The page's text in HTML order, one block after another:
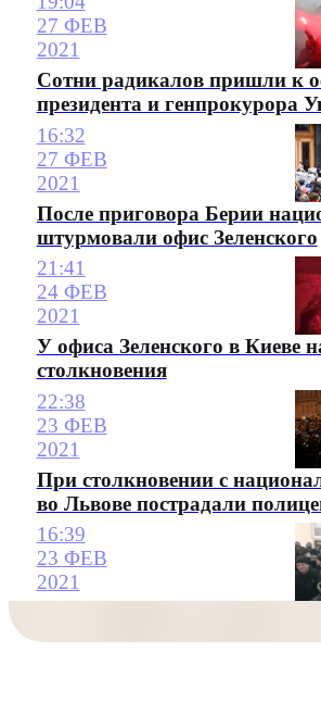
27 ФЕВ
2021
Сотни радикалов пришли к
президента и генпрокурора
16:32
27 ФЕВ
2021
После приговора Берии
штурмовали офис Зеленского
21:41
24 ФЕВ
2021
У офиса Зеленского в Киеве
столкновения
22:38
23 ФЕВ
2021
При столкновении с
во Львове пострадали
16:39
23 ФЕВ
2021